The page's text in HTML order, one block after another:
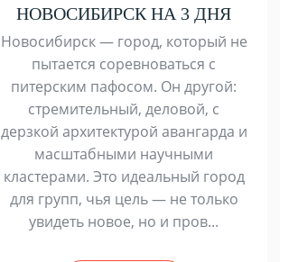
НОВОСИБИРСК НА 3 ДНЯ
Новосибирск — город, который не
пытается соревноваться с
питерским пафосом. Он другой:
стремительный, деловой, с
дерзкой архитектурой авангарда и
масштабными научными
кластерами. Это идеальный город
для групп, чья цель — не только
увидеть новое, но и пров...